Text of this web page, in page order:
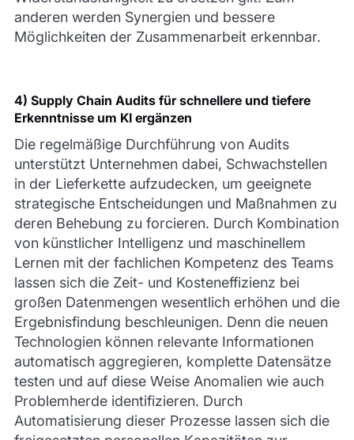
anderen werden Synergien und bessere
Möglichkeiten der Zusammenarbeit erkennbar.
4) Supply Chain Audits für schnellere und tiefere
Erkenntnisse um KI ergänzen
Die regelmäßige Durchführung von Audits
unterstützt Unternehmen dabei, Schwachstellen
in der Lieferkette aufzudecken, um geeignete
strategische Entscheidungen und Maßnahmen zu
deren Behebung zu forcieren. Durch Kombination
von künstlicher Intelligenz und maschinellem
Lernen mit der fachlichen Kompetenz des Teams
lassen sich die Zeit- und Kosteneffizienz bei
großen Datenmengen wesentlich erhöhen und die
Ergebnisfindung beschleunigen. Denn die neuen
Technologien können relevante Informationen
automatisch aggregieren, komplette Datensätze
testen und auf diese Weise Anomalien wie auch
Problemherde identifizieren. Durch
Automatisierung dieser Prozesse lassen sich die